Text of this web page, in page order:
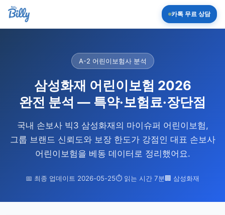
카톡 무료 상담
A-2 어린이보험사 분석
삼성화재 어린이보험 2026
완전 분석 — 특약·보험료·장단점
국내 손보사 빅3 삼성화재의 마이슈퍼 어린이보험,
그룹 브랜드 신뢰도와 보장 한도가 강점인 대표 손보사
어린이보험을 베동 데이터로 정리했어요.
📅 최종 업데이트 2026-05-25⏱ 읽는 시간 7분🏢 삼성화재